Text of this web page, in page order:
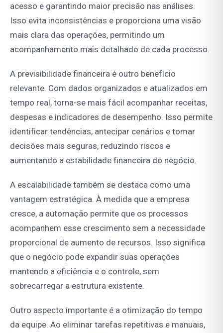
acesso e garantindo maior precisão nas análises.
Isso evita inconsistências e proporciona uma visão
mais clara das operações, permitindo um
acompanhamento mais detalhado de cada processo.
A previsibilidade financeira é outro benefício
relevante. Com dados organizados e atualizados em
tempo real, torna-se mais fácil acompanhar receitas,
despesas e indicadores de desempenho. Isso permite
identificar tendências, antecipar cenários e tomar
decisões mais seguras, reduzindo riscos e
aumentando a estabilidade financeira do negócio.
A escalabilidade também se destaca como uma
vantagem estratégica. À medida que a empresa
cresce, a automação permite que os processos
acompanhem esse crescimento sem a necessidade
proporcional de aumento de recursos. Isso significa
que o negócio pode expandir suas operações
mantendo a eficiência e o controle, sem
sobrecarregar a estrutura existente.
Outro aspecto importante é a otimização do tempo
da equipe. Ao eliminar tarefas repetitivas e manuais,